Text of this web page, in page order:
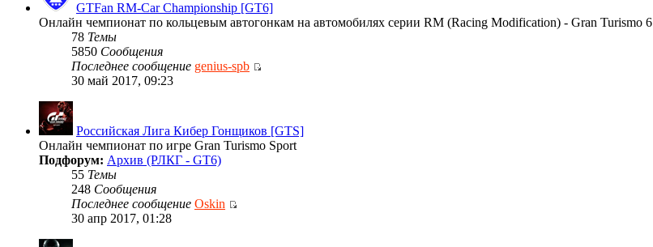
GTFan RM-Car Championship [GT6]
Онлайн чемпионат по кольцевым автогонкам на автомобилях серии RM (Racing Modification) - Gran Turismo 6
78 Темы
5850 Сообщения
Последнее сообщение genius-spb
30 май 2017, 09:23
Российская Лига Кибер Гонщиков [GTS]
Онлайн чемпионат по игре Gran Turismo Sport
Подфорум: Архив (РЛКГ - GT6)
55 Темы
248 Сообщения
Последнее сообщение Oskin
30 апр 2017, 01:28